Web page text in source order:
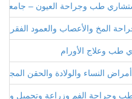
طب وجراحة العيون – جامعة
المخ والأعصاب والعمود الفقري
طب وعلاج الأورام
النساء والولادة والحقن
وجراحة الفم وزراعة وتجميل